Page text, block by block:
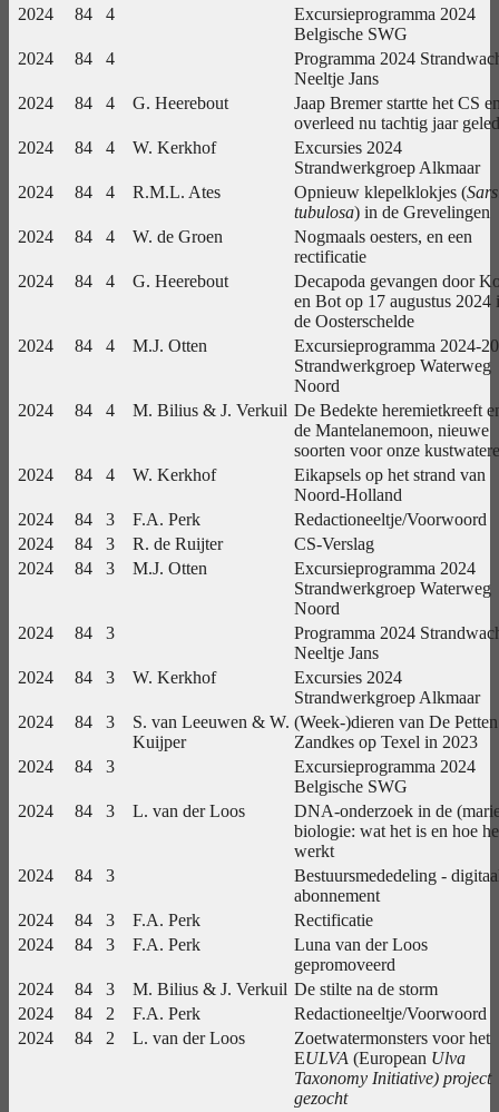
2024
84 4
Excursieprogramma 2024
Belgische SWG
2024
84 4
Programma 2024
Neeltje Jans
2024
84 4 G. Heerebout
Jaap Bremer startte het CS
overleed nu tachtig jaar
2024
84 4 W. Kerkhof
Excursies 2024
Strandwerkgroep Alkmaar
2024
84 4 R.M.L. Ates Opnieuw klepelklokjes (
tubulosa) in de Grevelingen
2024
84 4 W. de Groen
Nogmaals oesters, en een
rectificatie
2024
84 4 G. Heerebout
Decapoda gevangen door
en Bot op 17 augustus 2024
de Oosterschelde
2024
84 4 M.J. Otten
Excursieprogramma 2024-
Strandwerkgroep Waterweg
Noord
2024
84 4 M. Bilius & J. Verkuil De Bedekte heremietkreeft
de Mantelanemoon, nieuwe
soorten voor onze
2024
84 4 W. Kerkhof
Eikapsels op het strand van
Noord-Holland
2024
84 3 F.A. Perk
Redactioneeltje/Voorwoord
2024
84 3 R. de Ruijter
CS-Verslag
2024
84 3 M.J. Otten
Excursieprogramma 2024
Strandwerkgroep Waterweg
Noord
2024
84 3
Programma 2024
Neeltje Jans
2024
84 3 W. Kerkhof
Excursies 2024
Strandwerkgroep Alkmaar
2024
84 3
S. van Leeuwen & W.
Kuijper
(Week-)dieren van De
Zandkes op Texel in 2023
2024
84 3
Excursieprogramma 2024
Belgische SWG
2024
84 3 L. van der Loos
DNA-onderzoek in de
biologie: wat het is en hoe
werkt
2024
84 3
Bestuursmededeling -
abonnement
2024
84 3 F.A. Perk
Rectificatie
2024
84 3 F.A. Perk
Luna van der Loos
gepromoveerd
2024
84 3 M. Bilius & J. Verkuil De stilte na de storm
2024
84 2 F.A. Perk
Redactioneeltje/Voorwoord
2024
84 2 L. van der Loos
Zoetwatermonsters voor het
EULVA (European Ulva
Taxonomy Initiative) project
gezocht